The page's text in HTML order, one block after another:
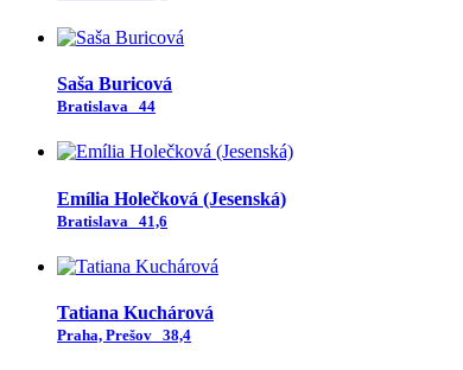
Saša Buricová
Bratislava 44
Emília Holečková (Jesenská)
Bratislava 41,6
Tatiana Kuchárová
Praha, Prešov 38,4